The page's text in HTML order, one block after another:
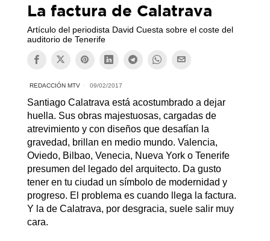
La factura de Calatrava
Artículo del periodista David Cuesta sobre el coste del
auditorio de Tenerife
REDACCIÓN MTV 09/02/2017
Santiago Calatrava está acostumbrado a dejar
huella. Sus obras majestuosas, cargadas de
atrevimiento y con diseños que desafían la
gravedad, brillan en medio mundo. Valencia,
Oviedo, Bilbao, Venecia, Nueva York o Tenerife
presumen del legado del arquitecto. Da gusto
tener en tu ciudad un símbolo de modernidad y
progreso. El problema es cuando llega la factura.
Y la de Calatrava, por desgracia, suele salir muy
cara.